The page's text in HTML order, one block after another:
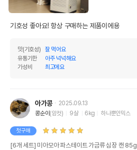
기호성 좋아요! 항상 구매하는 제품이에용
맛(기호성)
잘 먹어요
유통기한
아주 넉넉해요
가성비
최고에요
아가콩
2025.09.13
콩순이 (암컷) 9살 6kg 하나뿐인믹스
첫구매
[6개 세트] 미아모아 파스테이트 가금류 심장 캔 85g